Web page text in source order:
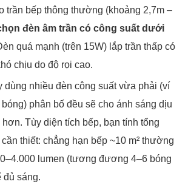
trần bếp thông thường (khoảng 2,7m –
đèn âm trần có công suất dưới
quá mạnh (trên 15W) lắp trần thấp có
chịu do độ rọi cao.
dùng nhiều đèn công suất vừa phải (ví
bóng) phân bố đều sẽ cho ánh sáng dịu
hơn. Tùy diện tích bếp, bạn tính tổng
thiết: chẳng hạn bếp ~10 m² thường
lumen (tương đương 4–6 bóng
đủ sáng.